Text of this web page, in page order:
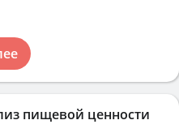
пищевой ценности